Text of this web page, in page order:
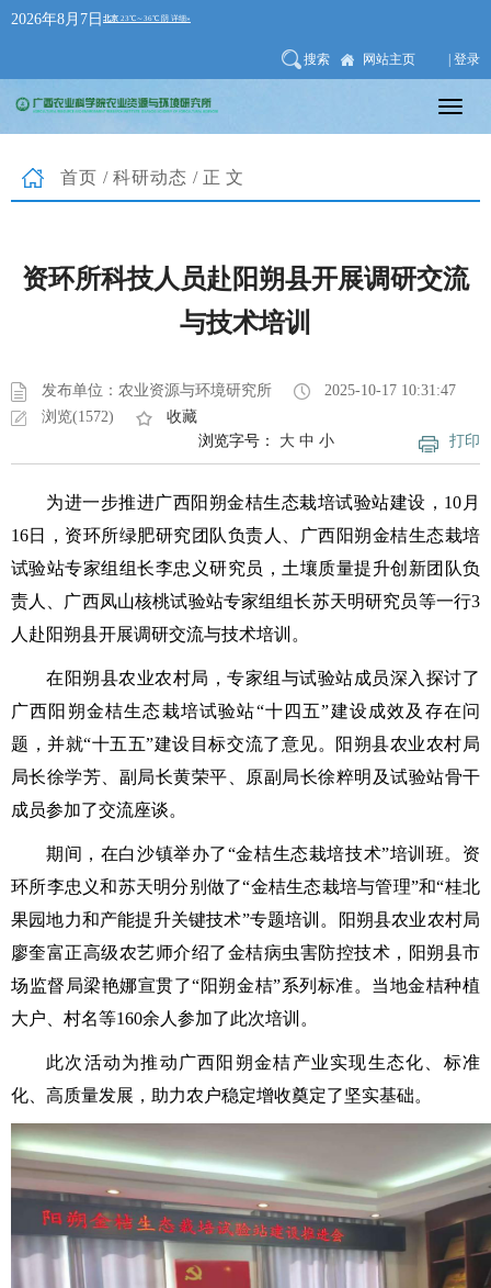
2026年8月7日
搜索 网站主页 | 登录
首页 / 科研动态 /正文
资环所科技人员赴阳朔县开展调研交流
与技术培训
发布单位：农业资源与环境研究所
2025-10-17 10:31:47
浏览(1572)
收藏
打印
浏览字号： 大 中 小
为进一步推进广西阳朔金桔生态栽培试验站建设，10月
16日，资环所绿肥研究团队负责人、广西阳朔金桔生态栽培
试验站专家组组长李忠义研究员，土壤质量提升创新团队负
责人、广西凤山核桃试验站专家组组长苏天明研究员等一行3
人赴阳朔县开展调研交流与技术培训。
在阳朔县农业农村局，专家组与试验站成员深入探讨了
广西阳朔金桔生态栽培试验站“十四五”建设成效及存在问
题，并就“十五五”建设目标交流了意见。阳朔县农业农村局
局长徐学芳、副局长黄荣平、原副局长徐粹明及试验站骨干
成员参加了交流座谈。
期间，在白沙镇举办了“金桔生态栽培技术”培训班。资
环所李忠义和苏天明分别做了“金桔生态栽培与管理”和“桂北
果园地力和产能提升关键技术”专题培训。阳朔县农业农村局
廖奎富正高级农艺师介绍了金桔病虫害防控技术， 阳朔县市
场监督局梁艳娜宣贯了“阳朔金桔”系列标准。当地金桔种植
大户、村名等160余人参加了此次培训。
此次活动为推动广西阳朔金桔产业实现生态化、标准
化、高质量发展，助力农户稳定增收奠定了坚实基础。